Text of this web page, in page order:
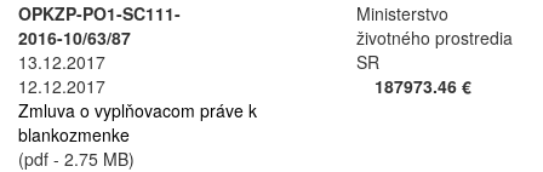
OPKZP-PO1-SC111-
2016-10/63/87
13.12.2017
12.12.2017
Zmluva o vyplňovacom práve k
blankozmenke
(pdf - 2.75 MB)
Ministerstvo
životného prostredia
SR
187973.46 €